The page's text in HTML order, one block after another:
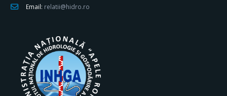
Email: relatii@hidro.ro